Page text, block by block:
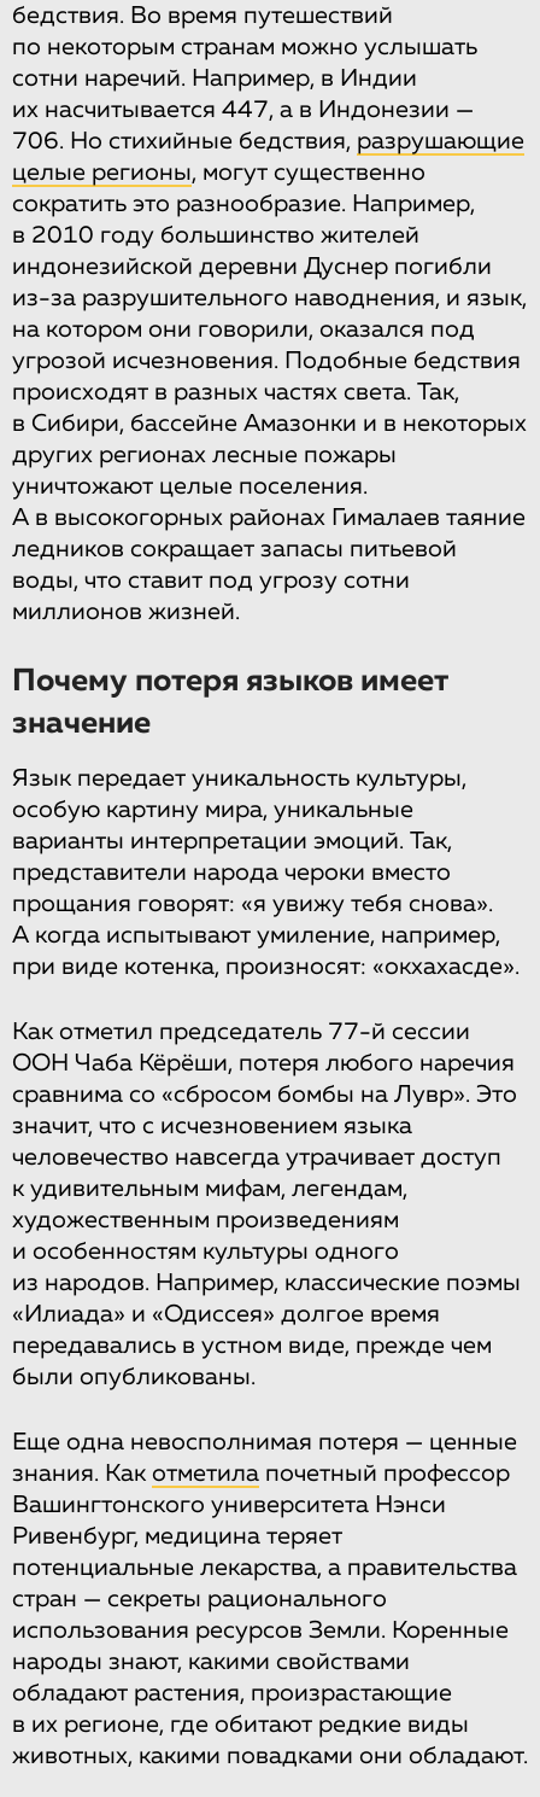
бедствия. Во время путешествий
по некоторым странам можно услышать
сотни наречий. Например, в Индии
их насчитывается 447, а в Индонезии —
706. Но стихийные бедствия, разрушающие
целые регионы, могут существенно
сократить это разнообразие. Например,
в 2010 году большинство жителей
индонезийской деревни Дуснер погибли
из-за разрушительного наводнения, и язык,
на котором они говорили, оказался под
угрозой исчезновения. Подобные бедствия
происходят в разных частях света. Так,
в Сибири, бассейне Амазонки и в некоторых
других регионах лесные пожары
уничтожают целые поселения.
А в высокогорных районах Гималаев таяние
ледников сокращает запасы питьевой
воды, что ставит под угрозу сотни
миллионов жизней.
Почему потеря языков имеет
значение
Язык передает уникальность культуры,
особую картину мира, уникальные
варианты интерпретации эмоций. Так,
представители народа чероки вместо
прощания говорят: «я увижу тебя снова».
А когда испытывают умиление, например,
при виде котенка, произносят: «окхахасде».
Как отметил председатель 77-й сессии
ООН Чаба Кёрёши, потеря любого наречия
сравнима со «сбросом бомбы на Лувр». Это
значит, что с исчезновением языка
человечество навсегда утрачивает доступ
к удивительным мифам, легендам,
художественным произведениям
и особенностям культуры одного
из народов. Например, классические поэмы
«Илиада» и «Одиссея» долгое время
передавались в устном виде, прежде чем
были опубликованы.
Еще одна невосполнимая потеря — ценные
знания. Как отметила почетный профессор
Вашингтонского университета Нэнси
Ривенбург, медицина теряет
потенциальные лекарства, а правительства
стран — секреты рационального
использования ресурсов Земли. Коренные
народы знают, какими свойствами
обладают растения, произрастающие
в их регионе, где обитают редкие виды
животных, какими повадками они обладают.